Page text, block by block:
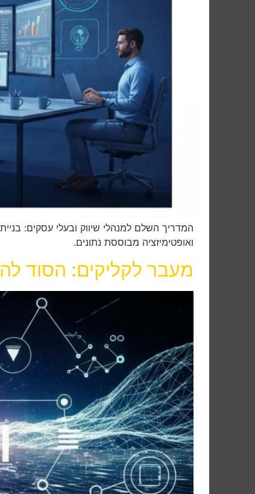
המדריך השלם למנהלי שיווק ובעלי עסקים:
ואופטימיזציה מבוססת נתונים.
מעבר לקליקים: הסוד